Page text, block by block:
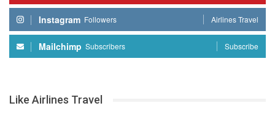
Instagram Followers Airlines Travel
Mailchimp Subscribers Subscribe
Like Airlines Travel